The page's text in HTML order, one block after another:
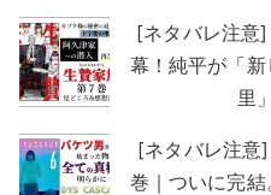
[ネタバレ注意
幕！純平が「
里
[ネタバレ注意
巻｜ついに完